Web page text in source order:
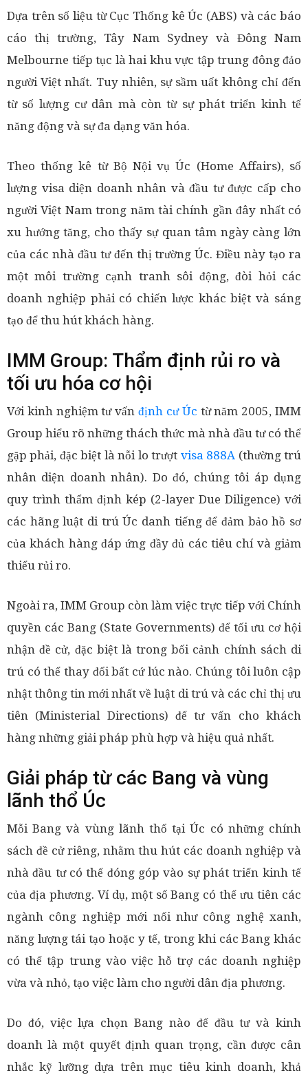
Dựa trên số liệu từ Cục Thống kê Úc (ABS) và các báo
cáo thị trường, Tây Nam Sydney và Đông Nam
Melbourne tiếp tục là hai khu vực tập trung đông đảo
người Việt nhất. Tuy nhiên, sự sầm uất không chỉ đến
từ số lượng cư dân mà còn từ sự phát triển kinh tế
năng động và sự đa dạng văn hóa.
Theo thống kê từ Bộ Nội vụ Úc (Home Affairs), số
lượng visa diện doanh nhân và đầu tư được cấp cho
người Việt Nam trong năm tài chính gần đây nhất có
xu hướng tăng, cho thấy sự quan tâm ngày càng lớn
của các nhà đầu tư đến thị trường Úc. Điều này tạo ra
một môi trường cạnh tranh sôi động, đòi hỏi các
doanh nghiệp phải có chiến lược khác biệt và sáng
tạo để thu hút khách hàng.
IMM Group: Thẩm định rủi ro và
tối ưu hóa cơ hội
Với kinh nghiệm tư vấnđịnh cư Úc từ năm 2005, IMM
Group hiểu rõ những thách thức mà nhà đầu tư có thể
gặp phải, đặc biệt là nỗi lo trượt visa 888A (thường trú
nhân diện doanh nhân). Do đó, chúng tôi áp dụng
quy trình thẩm định kép (2-layer Due Diligence) với
các hãng luật di trú Úc danh tiếng để đảm bảo hồ sơ
của khách hàng đáp ứng đầy đủ các tiêu chí và giảm
thiểu rủi ro.
Ngoài ra, IMM Group còn làm việc trực tiếp với Chính
quyền các Bang (State Governments) để tối ưu cơ hội
nhận đề cử, đặc biệt là trong bối cảnh chính sách di
trú có thể thay đổi bất cứ lúc nào. Chúng tôi luôn cập
nhật thông tin mới nhất về luật di trú và các chỉ thị ưu
tiên (Ministerial Directions) để tư vấn cho khách
hàng những giải pháp phù hợp và hiệu quả nhất.
Giải pháp từ các Bang và vùng
lãnh thổ Úc
Mỗi Bang và vùng lãnh thổ tại Úc có những chính
sách đề cử riêng, nhằm thu hút các doanh nghiệp và
nhà đầu tư có thể đóng góp vào sự phát triển kinh tế
của địa phương. Ví dụ, một số Bang có thể ưu tiên các
ngành công nghiệp mới nổi như công nghệ xanh,
năng lượng tái tạo hoặc y tế, trong khi các Bang khác
có thể tập trung vào việc hỗ trợ các doanh nghiệp
vừa và nhỏ, tạo việc làm cho người dân địa phương.
Do đó, việc lựa chọn Bang nào để đầu tư và kinh
doanh là một quyết định quan trọng, cần được cân
nhắc kỹ lưỡng dựa trên mục tiêu kinh doanh, khả